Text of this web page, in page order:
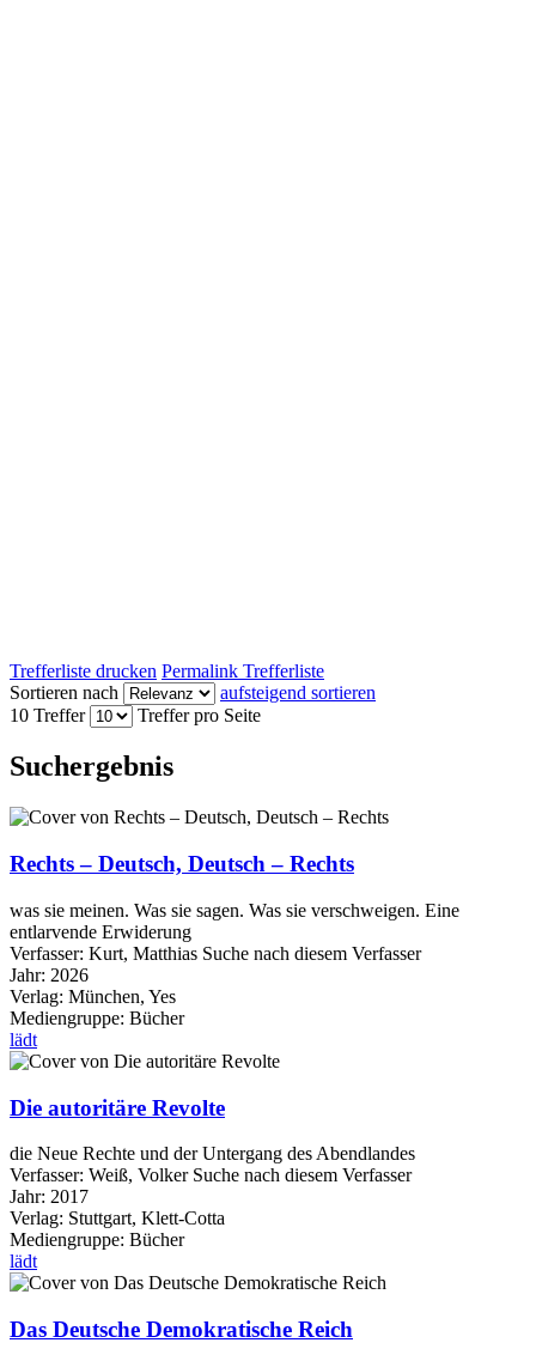
Trefferliste drucken Permalink Trefferliste
Sortieren nach
aufsteigend sortieren
10 Treffer
Treffer pro Seite
Suchergebnis
Rechts – Deutsch, Deutsch – Rechts
was sie meinen. Was sie sagen. Was sie verschweigen. Eine
entlarvende Erwiderung
Verfasser: Kurt, Matthias Suche nach diesem Verfasser
Jahr: 2026
Verlag: München, Yes
Mediengruppe: Bücher
lädt
Die autoritäre Revolte
die Neue Rechte und der Untergang des Abendlandes
Verfasser: Weiß, Volker Suche nach diesem Verfasser
Jahr: 2017
Verlag: Stuttgart, Klett-Cotta
Mediengruppe: Bücher
lädt
Das Deutsche Demokratische Reich